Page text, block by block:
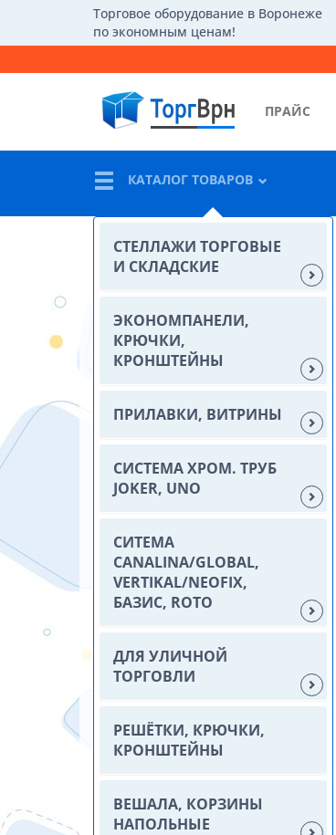
Торговое оборудование в Воронеже
по экономным ценам!
ПРАЙС
КАТАЛОГ ТОВАРОВ
СТЕЛЛАЖИ ТОРГОВЫЕ
И СКЛАДСКИЕ
ЭКОНОМПАНЕЛИ,
КРЮЧКИ,
КРОНШТЕЙНЫ
ПРИЛАВКИ, ВИТРИНЫ
СИСТЕМА ХРОМ. ТРУБ
JOKER, UNO
СИТЕМА
CANALINA/GLOBAL,
VERTIKAL/NEOFIX,
БАЗИС, ROTO
ДЛЯ УЛИЧНОЙ
ТОРГОВЛИ
РЕШЁТКИ, КРЮЧКИ,
КРОНШТЕЙНЫ
ВЕШАЛА, КОРЗИНЫ
НАПОЛЬНЫЕ